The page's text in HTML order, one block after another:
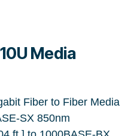
Media
Fiber to Fiber Media
SX 850nm